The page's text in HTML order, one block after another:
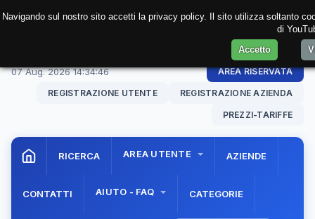
07 Aug. 202614:34:46 AREA RISERVATA
REGISTRAZIONE UTENTE REGISTRAZIONE AZIENDA
PREZZI-TARIFFE
RICERCA AREA UTENTE AZIENDE
CONTATTI AIUTO - FAQ CATEGORIE
Navigando sul nostro sito accetti la privacy policy. Il sito utilizza soltanto
di
Accetto